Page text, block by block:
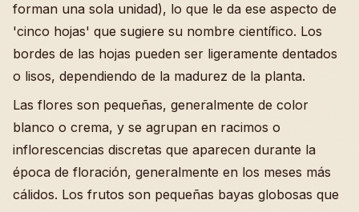
forman una sola unidad), lo que le da ese aspecto de
'cinco hojas' que sugiere su nombre científico. Los
bordes de las hojas pueden ser ligeramente dentados
o lisos, dependiendo de la madurez de la planta.
Las flores son pequeñas, generalmente de color
blanco o crema, y se agrupan en racimos o
inflorescencias discretas que aparecen durante la
época de floración, generalmente en los meses más
cálidos. Los frutos son pequeñas bayas globosas que